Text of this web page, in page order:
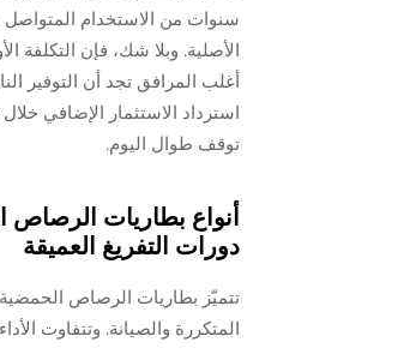
سنوات من الاستخدام
الأصلية. وبلا شك، فإن التكلفة
أغلب المرافق تجد أن التوفير
استرداد الاستثمار الإضافي
توقف طوال اليوم.
أنواع بطاريات الرصاص
دورات التفريغ العميقة
تتميّز بطاريات الرصاص الحمضية
المتكررة والصيانة. وتتفاوت